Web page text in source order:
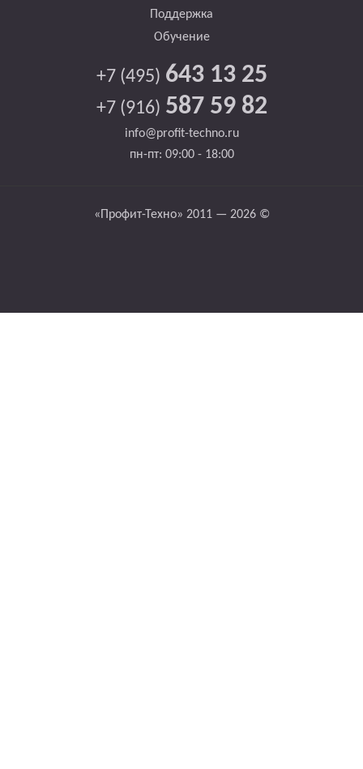
Поддержка
Обучение
+7 (495) 643 13 25
+7 (916) 587 59 82
info@profit-techno.ru
пн-пт: 09:00 - 18:00
«Профит-Техно» 2011 — 2026 ©